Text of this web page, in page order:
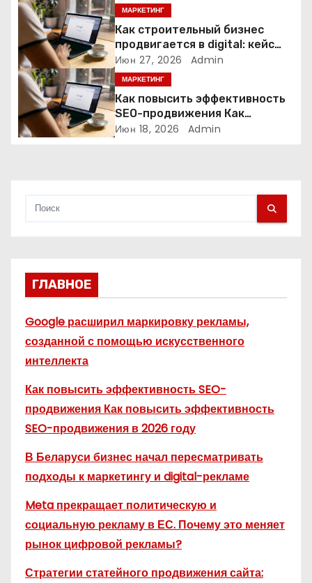
о
з
а
п
и
МАРКЕТИНГ
Как строительный бизнес
продвигается в digital: кейс
нишевых услуг
Июн 27, 2026 Admin
МАРКЕТИНГ
Как повысить эффективность
SEO-продвижения Как
повысить эффективность SEO-
Июн 18, 2026 Admin
ГЛАВНОЕ
Google расширил маркировку рекламы,
созданной с помощью искусственного
интеллекта
Как повысить эффективность SEO-
продвижения Как повысить эффективность
SEO-продвижения в 2026 году
В Беларуси бизнес начал пересматривать
подходы к маркетингу и digital-рекламе
Meta прекращает политическую и
социальную рекламу в ЕС. Почему это меняет
рынок цифровой рекламы?
Стратегии статейного продвижения сайта: